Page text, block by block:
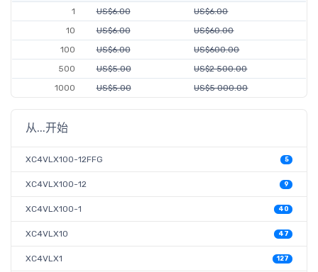
1 US$6.00
US$6.00
10
US$6.00
US$60.00
100
US$6.00
US$600.00
500
US$5.00
US$2 500.00
1000
US$5.00 US$5 000.00
从...开始
XC4VLX100-12FFG 5
XC4VLX100-12 9
XC4VLX100-1 40
XC4VLX10 47
XC4VLX1 127